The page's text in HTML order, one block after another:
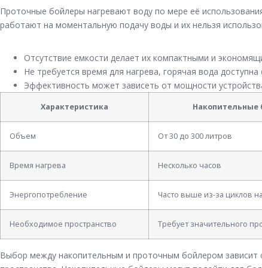
Проточные бойлеры нагревают воду по мере её
работают на моментальную подачу воды и их нельзя
Отсутствие емкости делает их компактными и
Не требуется время для нагрева, горячая вода доступна
Эффективность может зависеть от мощности
Характеристика Накопительные
Объем От 30 до 300 литров
Время нагрева Несколько часов
Энергопотребление Часто выше из-за циклов
Необходимое пространство Требует значительного
Выбор между накопительным и проточным бойлером